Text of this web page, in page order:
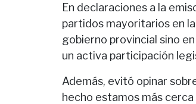
En declaraciones a la
partidos mayoritarios en
gobierno provincial sino
un activa participación
Además, evitó opinar
hecho estamos más